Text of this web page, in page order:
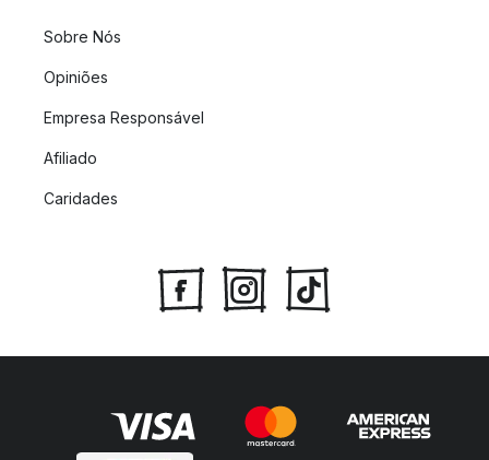
Sobre Nós
Opiniões
Empresa Responsável
Afiliado
Caridades